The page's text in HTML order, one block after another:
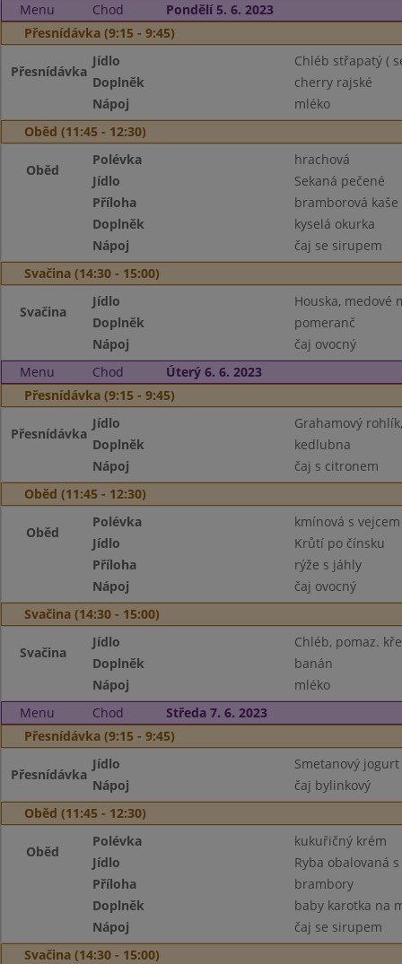
Menu Chod
Pondělí 5. 6. 2023
Přesnídávka (9:15 - 9:45)
Přesnídávka
Jídlo
Chléb střapatý (
Doplněk
cherry rajské
Nápoj
mléko
Oběd (11:45 - 12:30)
Oběd
Polévka
hrachová
Jídlo
Sekaná pečené
Příloha
bramborová kaše
Doplněk
kyselá okurka
Nápoj
čaj se sirupem
Svačina (14:30 - 15:00)
Svačina
Jídlo
Houska, medové
Doplněk
pomeranč
Nápoj
čaj ovocný
Menu
Chod
Úterý 6. 6. 2023
Přesnídávka (9:15 - 9:45)
Přesnídávka
Jídlo
Grahamový
Doplněk
kedlubna
Nápoj
čaj s citronem
Oběd (11:45 - 12:30)
Oběd
Polévka
kmínová s vejcem
Jídlo
Krůtí po čínsku
Příloha
rýže s jáhly
Nápoj
čaj ovocný
Svačina (14:30 - 15:00)
Svačina
Jídlo
Chléb, pomaz.
Doplněk
banán
Nápoj
mléko
Menu
Chod
Středa 7. 6. 2023
Přesnídávka (9:15 - 9:45)
Přesnídávka
Jídlo
Smetanový
Nápoj
čaj bylinkový
Oběd (11:45 - 12:30)
Oběd
Polévka
kukuřičný krém
Jídlo
Ryba obalovaná
Příloha
brambory
Doplněk
baby karotka na
Nápoj
čaj se sirupem
Svačina (14:30 - 15:00)